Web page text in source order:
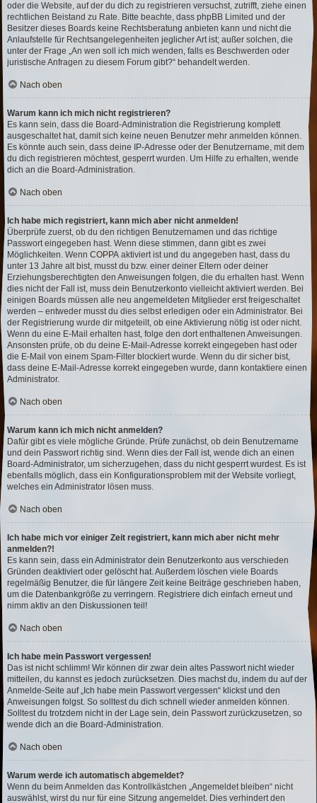
oder die Website, auf der du dich zu registrieren versuchst, zutrifft, ziehe einen
rechtlichen Beistand zu Rate. Bitte beachte, dass phpBB Limited und der
Besitzer dieses Boards keine Rechtsberatung anbieten kann und nicht die
Anlaufstelle für Rechtsangelegenheiten jeglicher Art ist; außer solchen, die
unter der Frage „An wen soll ich mich wenden, falls es Beschwerden oder
juristische Anfragen zu diesem Forum gibt?“ behandelt werden.
Nach oben
Warum kann ich mich nicht registrieren?
Es kann sein, dass die Board-Administration die Registrierung komplett
ausgeschaltet hat, damit sich keine neuen Benutzer mehr anmelden können.
Es könnte auch sein, dass deine IP-Adresse oder der Benutzername, mit dem
du dich registrieren möchtest, gesperrt wurden. Um Hilfe zu erhalten, wende
dich an die Board-Administration.
Nach oben
Ich habe mich registriert, kann mich aber nicht anmelden!
Überprüfe zuerst, ob du den richtigen Benutzernamen und das richtige
Passwort eingegeben hast. Wenn diese stimmen, dann gibt es zwei
Möglichkeiten. Wenn COPPA aktiviert ist und du angegeben hast, dass du
unter 13 Jahre alt bist, musst du bzw. einer deiner Eltern oder deiner
Erziehungsberechtigten den Anweisungen folgen, die du erhalten hast. Wenn
dies nicht der Fall ist, muss dein Benutzerkonto vielleicht aktiviert werden. Bei
einigen Boards müssen alle neu angemeldeten Mitglieder erst freigeschaltet
werden – entweder musst du dies selbst erledigen oder ein Administrator. Bei
der Registrierung wurde dir mitgeteilt, ob eine Aktivierung nötig ist oder nicht.
Wenn du eine E-Mail erhalten hast, folge den dort enthaltenen Anweisungen.
Ansonsten prüfe, ob du deine E-Mail-Adresse korrekt eingegeben hast oder
die E-Mail von einem Spam-Filter blockiert wurde. Wenn du dir sicher bist,
dass deine E-Mail-Adresse korrekt eingegeben wurde, dann kontaktiere einen
Administrator.
Nach oben
Warum kann ich mich nicht anmelden?
Dafür gibt es viele mögliche Gründe. Prüfe zunächst, ob dein Benutzername
und dein Passwort richtig sind. Wenn dies der Fall ist, wende dich an einen
Board-Administrator, um sicherzugehen, dass du nicht gesperrt wurdest. Es ist
ebenfalls möglich, dass ein Konfigurationsproblem mit der Website vorliegt,
welches ein Administrator lösen muss.
Nach oben
Ich habe mich vor einiger Zeit registriert, kann mich aber nicht mehr
anmelden?!
Es kann sein, dass ein Administrator dein Benutzerkonto aus verschieden
Gründen deaktiviert oder gelöscht hat. Außerdem löschen viele Boards
regelmäßig Benutzer, die für längere Zeit keine Beiträge geschrieben haben,
um die Datenbankgröße zu verringern. Registriere dich einfach erneut und
nimm aktiv an den Diskussionen teil!
Nach oben
Ich habe mein Passwort vergessen!
Das ist nicht schlimm! Wir können dir zwar dein altes Passwort nicht wieder
mitteilen, du kannst es jedoch zurücksetzen. Dies machst du, indem du auf der
Anmelde-Seite auf „Ich habe mein Passwort vergessen“ klickst und den
Anweisungen folgst. So solltest du dich schnell wieder anmelden können.
Solltest du trotzdem nicht in der Lage sein, dein Passwort zurückzusetzen, so
wende dich an die Board-Administration.
Nach oben
Warum werde ich automatisch abgemeldet?
Wenn du beim Anmelden das Kontrollkästchen „Angemeldet bleiben“ nicht
auswählst, wirst du nur für eine Sitzung angemeldet. Dies verhindert den